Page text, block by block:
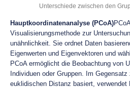
Unterschiede zwischen den
Hauptkoordinatenanalyse (PCoA)
Visualisierungsmethode zur
unähnlichkeit. Sie ordnet Daten
Eigenwerten und Eigenvektoren und
PCoA ermöglicht die Beobachtung von
Individuen oder Gruppen. Im
euklidischen Distanz basiert, verwendet